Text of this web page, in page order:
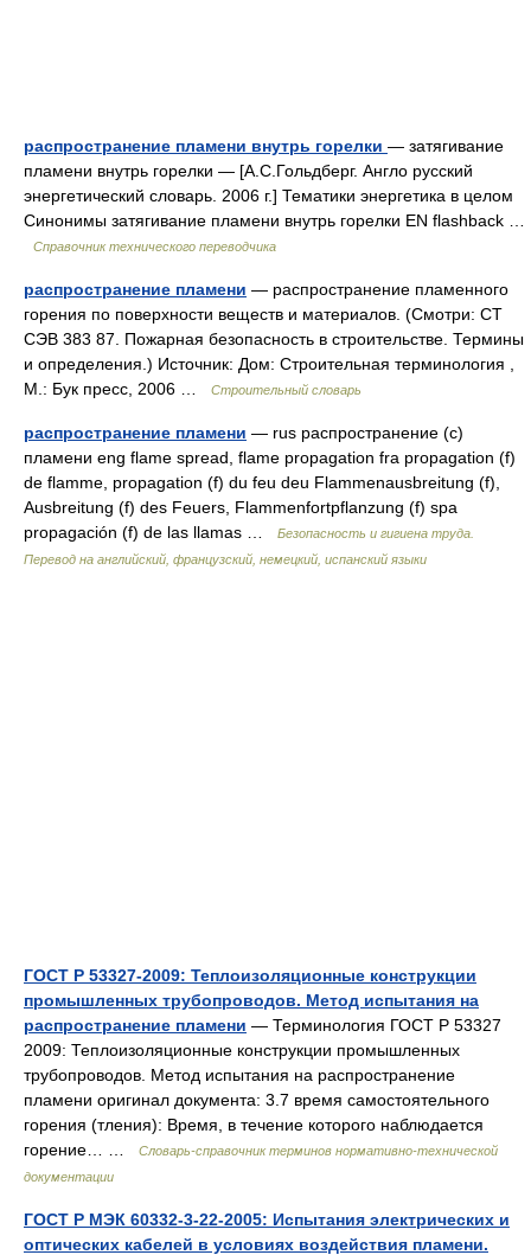
распространение пламени внутрь горелки — затягивание
пламени внутрь горелки — [А.С.Гольдберг. Англо русский
энергетический словарь. 2006 г.] Тематики энергетика в целом
Синонимы затягивание пламени внутрь горелки EN flashback …
Справочник технического переводчика
распространение пламени — распространение пламенного
горения по поверхности веществ и материалов. (Смотри: СТ
СЭВ 383 87. Пожарная безопасность в строительстве. Термины
и определения.) Источник: Дом: Строительная терминология ,
М.: Бук пресс, 2006 …
Строительный словарь
распространение пламени — rus распространение (с)
пламени eng flame spread, flame propagation fra propagation (f)
de flamme, propagation (f) du feu deu Flammenausbreitung (f),
Ausbreitung (f) des Feuers, Flammenfortpflanzung (f) spa
propagación (f) de las llamas …
Безопасность и гигиена труда.
Перевод на английский, французский, немецкий, испанский языки
ГОСТ Р 53327-2009: Теплоизоляционные конструкции
промышленных трубопроводов. Метод испытания на
распространение пламени — Терминология ГОСТ Р 53327
2009: Теплоизоляционные конструкции промышленных
трубопроводов. Метод испытания на распространение
пламени оригинал документа: 3.7 время самостоятельного
горения (тления): Время, в течение которого наблюдается
горение… …
Словарь-справочник терминов нормативно-технической
документации
ГОСТ Р МЭК 60332-3-22-2005: Испытания электрических и
оптических кабелей в условиях воздействия пламени.